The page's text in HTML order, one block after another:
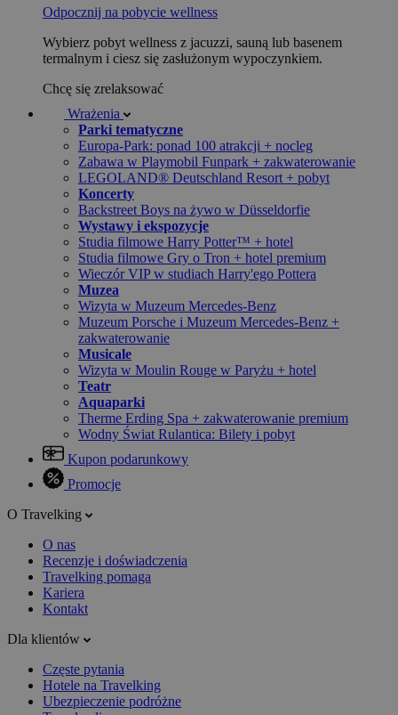
Odpocznij na pobycie wellness
Wybierz pobyt wellness z jacuzzi, sauną lub basenem
termalnym i ciesz się zasłużonym wypoczynkiem.
Chcę się zrelaksować
Wrażenia
Parki tematyczne
Europa-Park: ponad 100 atrakcji + nocleg
Zabawa w Playmobil Funpark + zakwaterowanie
LEGOLAND® Deutschland Resort + pobyt
Koncerty
Backstreet Boys na żywo w Düsseldorfie
Wystawy i ekspozycje
Studia filmowe Harry Potter™ + hotel
Studia filmowe Gry o Tron + hotel premium
Wieczór VIP w studiach Harry'ego Pottera
Muzea
Wizyta w Muzeum Mercedes-Benz
Muzeum Porsche i Muzeum Mercedes-Benz +
zakwaterowanie
Musicale
Wizyta w Moulin Rouge w Paryżu + hotel
Teatr
Aquaparki
Therme Erding Spa + zakwaterowanie premium
Wodny Świat Rulantica: Bilety i pobyt
Kupon podarunkowy
Promocje
O Travelking
O nas
Recenzje i doświadczenia
Travelking pomaga
Kariera
Kontakt
Dla klientów
Częste pytania
Hotele na Travelking
Ubezpieczenie podróżne